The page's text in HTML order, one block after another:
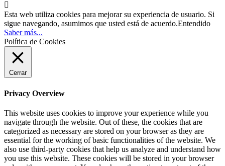

Esta web utiliza cookies para mejorar su experiencia de usuario. Si
sigue navegando, asumimos que usted está de acuerdo.Entendido
Saber más...
Política de Cookies
Cerrar
Privacy Overview
This website uses cookies to improve your experience while you
navigate through the website. Out of these, the cookies that are
categorized as necessary are stored on your browser as they are
essential for the working of basic functionalities of the website. We
also use third-party cookies that help us analyze and understand how
you use this website. These cookies will be stored in your browser